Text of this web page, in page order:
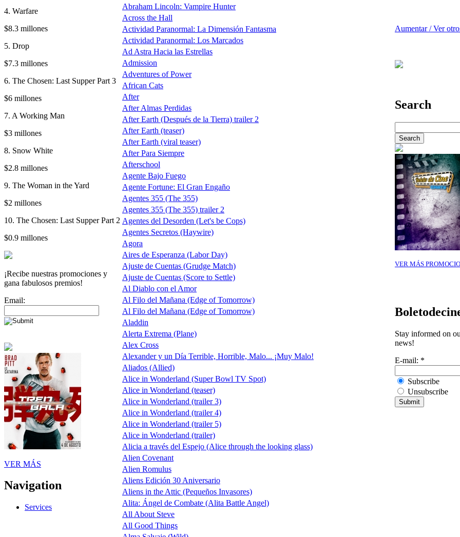
4. Warfare
$8.3 millones
5. Drop
$7.3 millones
6. The Chosen: Last Supper Part 3
$6 millones
7. A Working Man
$3 millones
8. Snow White
$2.8 millones
9. The Woman in the Yard
$2 millones
10. The Chosen: Last Supper Part 2
$0.9 millones
¡Recibe nuestras promociones y
gana fabulosos premios!
Email:
VER MÁS
Navigation
Services
Abraham Lincoln: Vampire Hunter
Across the Hall
Actividad Paranormal: La Dimensión Fantasma
Actividad Paranormal: Los Marcados
Ad Astra Hacia las Estrellas
Admission
Adventures of Power
African Cats
After
After Almas Perdidas
After Earth (Después de la Tierra) trailer 2
After Earth (teaser)
After Earth (viral teaser)
After Para Siempre
Afterschool
Agente Bajo Fuego
Agente Fortune: El Gran Engaño
Agentes 355 (The 355)
Agentes 355 (The 355) trailer 2
Agentes del Desorden (Let's be Cops)
Agentes Secretos (Haywire)
Agora
Aires de Esperanza (Labor Day)
Ajuste de Cuentas (Grudge Match)
Ajuste de Cuentas (Score to Settle)
Al Diablo con el Amor
Al Filo del Mañana (Edge of Tomorrow)
Al Filo del Mañana (Edge of Tomorrow)
Aladdin
Alerta Extrema (Plane)
Alex Cross
Alexander y un Día Terrible, Horrible, Malo... ¡Muy Malo!
Aliados (Allied)
Alice in Wonderland (Super Bowl TV Spot)
Alice in Wonderland (teaser)
Alice in Wonderland (trailer 3)
Alice in Wonderland (trailer 4)
Alice in Wonderland (trailer 5)
Alice in Wonderland (trailer)
Alicia a través del Espejo (Alice through the looking glass)
Alien Covenant
Alien Romulus
Aliens Edición 30 Aniversario
Aliens in the Attic (Pequeños Invasores)
Alita: Ángel de Combate (Alita Battle Angel)
All About Steve
All Good Things
Aumentar / Ver
Search
VER MÁS
Stay informed on
news!
E-mail: *
Subscribe
Unsubscribe